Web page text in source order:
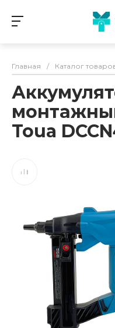
Главная / Каталог
Toua